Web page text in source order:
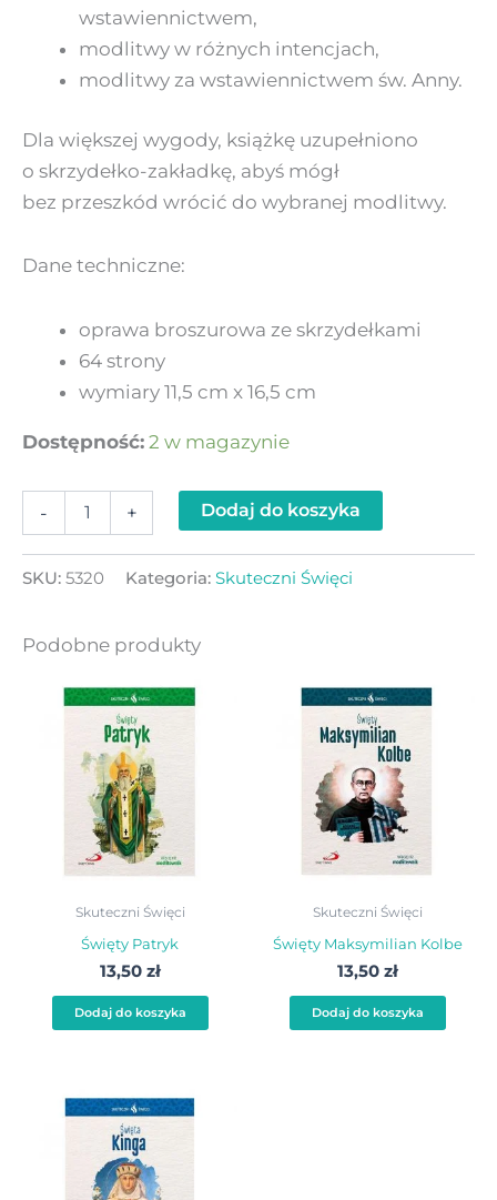
wstawiennictwem,
modlitwy w różnych intencjach,
modlitwy za wstawiennictwem św. Anny.
Dla większej wygody, książkę uzupełniono
o skrzydełko-zakładkę, abyś mógł
bez przeszkód wrócić do wybranej modlitwy.
Dane techniczne:
oprawa broszurowa ze skrzydełkami
64 strony
wymiary 11,5 cm x 16,5 cm
Dostępność: 2 w magazynie
- + Dodaj do koszyka
SKU: 5320 Kategoria: Skuteczni Święci
Podobne produkty
Skuteczni Święci
Święty Patryk
13,50 zł
Dodaj do koszyka
Skuteczni Święci
Święty Maksymilian Kolbe
13,50 zł
Dodaj do koszyka